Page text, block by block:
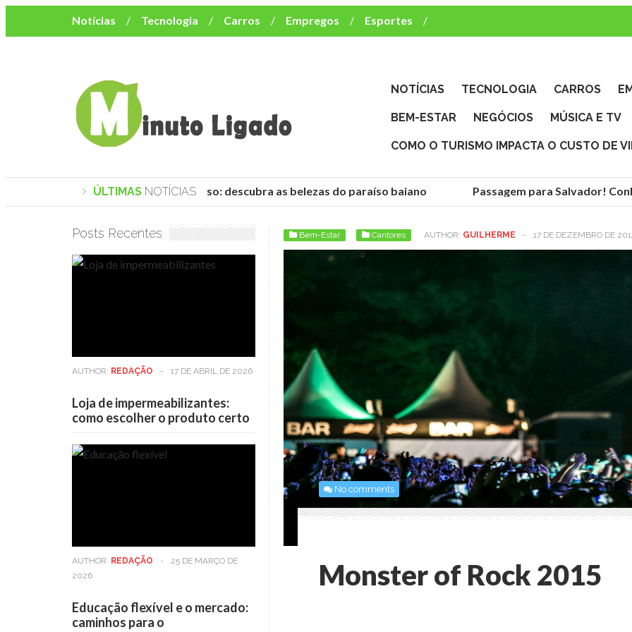
Notícias Tecnologia Carros Empregos
Esportes
Mulher
Bem-Estar Negócios
Música e TV
NOTÍCIAS TECNOLOGIA CARROS
BEM-ESTAR NEGÓCIOS MÚSICA E TV
COMO O TURISMO IMPACTA O CUSTO DE
ÚLTIMAS NOTÍCIAS
Praias de Trancoso: descubra as belezas do paraíso baiano Passagem para Salvador!
Bem-Estar Cantores AUTHOR: GUILHERME - 17 DE DEZEMBRO DE
No comments
Monster of Rock 2015
Posts Recentes
AUTHOR: REDAÇÃO - 17 DE ABRIL DE 2026
Loja de impermeabilizantes:
como escolher o produto certo
AUTHOR: REDAÇÃO -
25 DE MARÇO DE
2026
Educação flexível e o mercado:
caminhos para o